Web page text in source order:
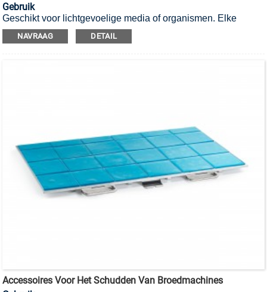
Gebruik
Geschikt voor lichtgevoelige media of organismen. Elke
Radobio-incubator met schudfunctie kan worden geleverd met
verduisteringsramen om ongewenst daglicht buiten te
NAVRAAG DETAIL
Accessoires Voor Het Schudden Van Broedmachines